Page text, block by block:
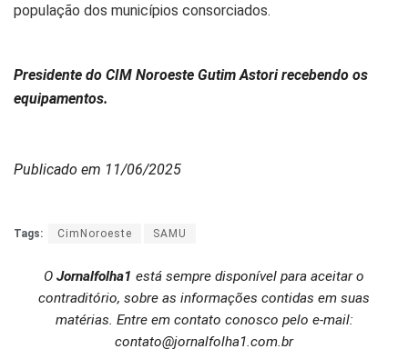
população dos municípios consorciados.
Presidente do CIM Noroeste Gutim Astori recebendo os
equipamentos.
Publicado em 11/06/2025
Tags: CimNoroeste SAMU
O Jornalfolha1 está sempre disponível para aceitar o
contraditório, sobre as informações contidas em suas
matérias. Entre em contato conosco pelo e-mail:
contato@jornalfolha1.com.br